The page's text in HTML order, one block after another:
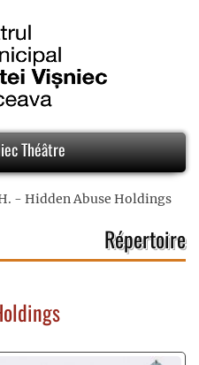
Théâtre
- Hidden Abuse Holdings
Répertoire